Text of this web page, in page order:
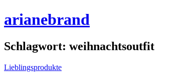
arianebrand
Schlagwort: weihnachtsoutfit
Lieblingsprodukte